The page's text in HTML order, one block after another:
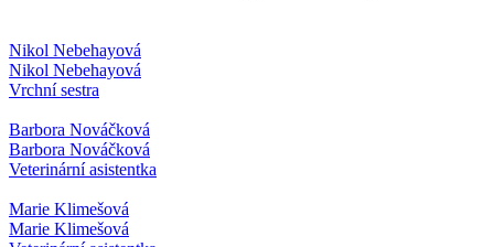
Nikol Nebehayová
Nikol Nebehayová
Vrchní sestra
Barbora Nováčková
Barbora Nováčková
Veterinární asistentka
Marie Klimešová
Marie Klimešová